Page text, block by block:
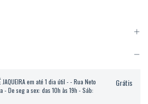
JAQUEIRA em até 1 dia útil - - Rua Neto
- De seg a sex: das 10h às 19h - Sáb:
Grátis